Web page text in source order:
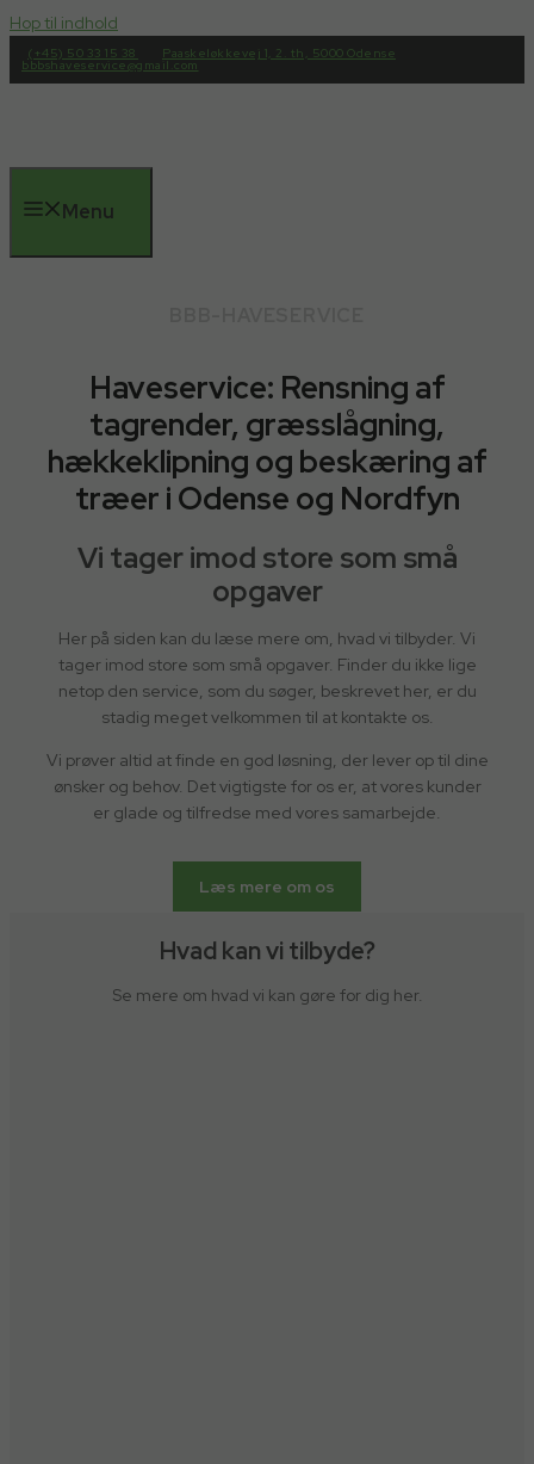
Hop til indhold
(+45) 50 33 15 38
Paaskeløkkevej 1, 2. th, 5000 Odense
bbbshaveservice@gmail.com
Menu
Haveservice: Rensning af
tagrender, græsslågning,
hækkeklipning og beskæring af
træer i Odense og Nordfyn
Vi tager imod store som små
opgaver
Her på siden kan du læse mere om, hvad vi tilbyder. Vi
tager imod store som små opgaver. Finder du ikke lige
netop den service, som du søger, beskrevet her, er du
stadig meget velkommen til at kontakte os.
Vi prøver altid at finde en god løsning, der lever op til dine
ønsker og behov. Det vigtigste for os er, at vores kunder
er glade og tilfredse med vores samarbejde.
Læs mere om os
Hvad kan vi tilbyde?
Se mere om hvad vi kan gøre for dig her.